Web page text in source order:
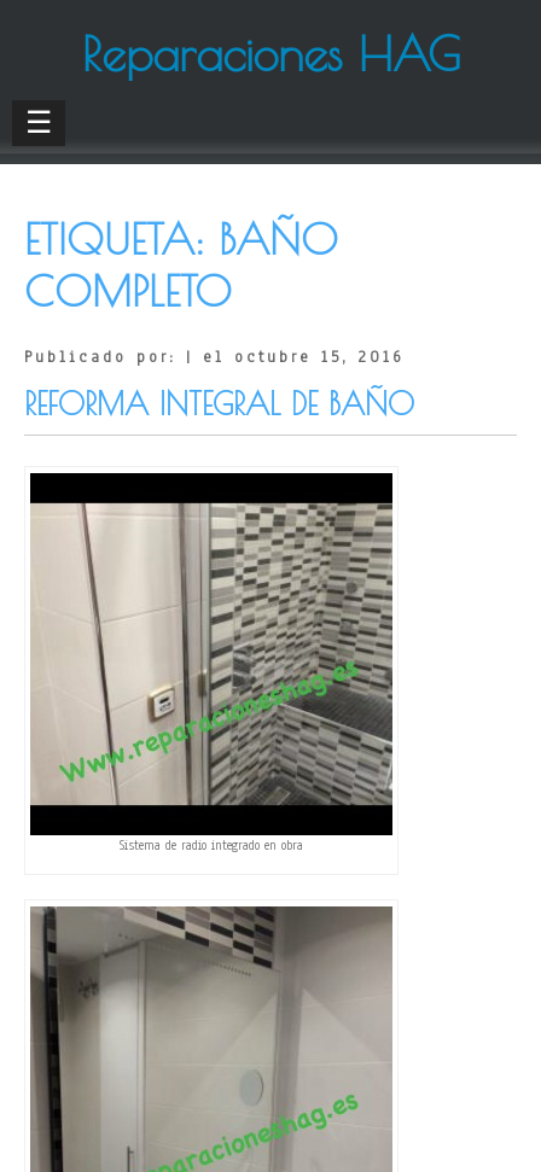
Reparaciones HAG
☰
ETIQUETA: BAÑO
COMPLETO
Publicado por: | el octubre 15, 2016
REFORMA INTEGRAL DE BAÑO
Sistema de radio integrado en obra